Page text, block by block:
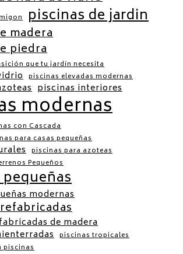
piscinas de jardin
madera
piedra
que tu jardín necesita
piscinas elevadas modernas
piscinas interiores
modernas
con Cascada
para casas pequeñas
piscinas para azoteas
Pequeños
modernas
de madera
piscinas tropicales
piscinas